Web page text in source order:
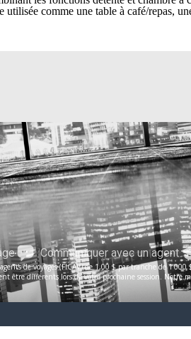
comme une table à café/repas,
Communiquer avec un agent
de voyages (FICAV) de 1,00 $ par tranche de 1
être différents lors de votre prochaine session.